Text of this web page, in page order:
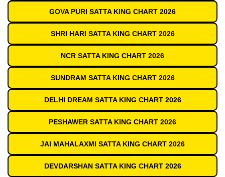
GOVA PURI SATTA KING CHART 2026
SHRI HARI SATTA KING CHART 2026
NCR SATTA KING CHART 2026
SUNDRAM SATTA KING CHART 2026
DELHI DREAM SATTA KING CHART 2026
PESHAWER SATTA KING CHART 2026
JAI MAHALAXMI SATTA KING CHART 2026
DEVDARSHAN SATTA KING CHART 2026